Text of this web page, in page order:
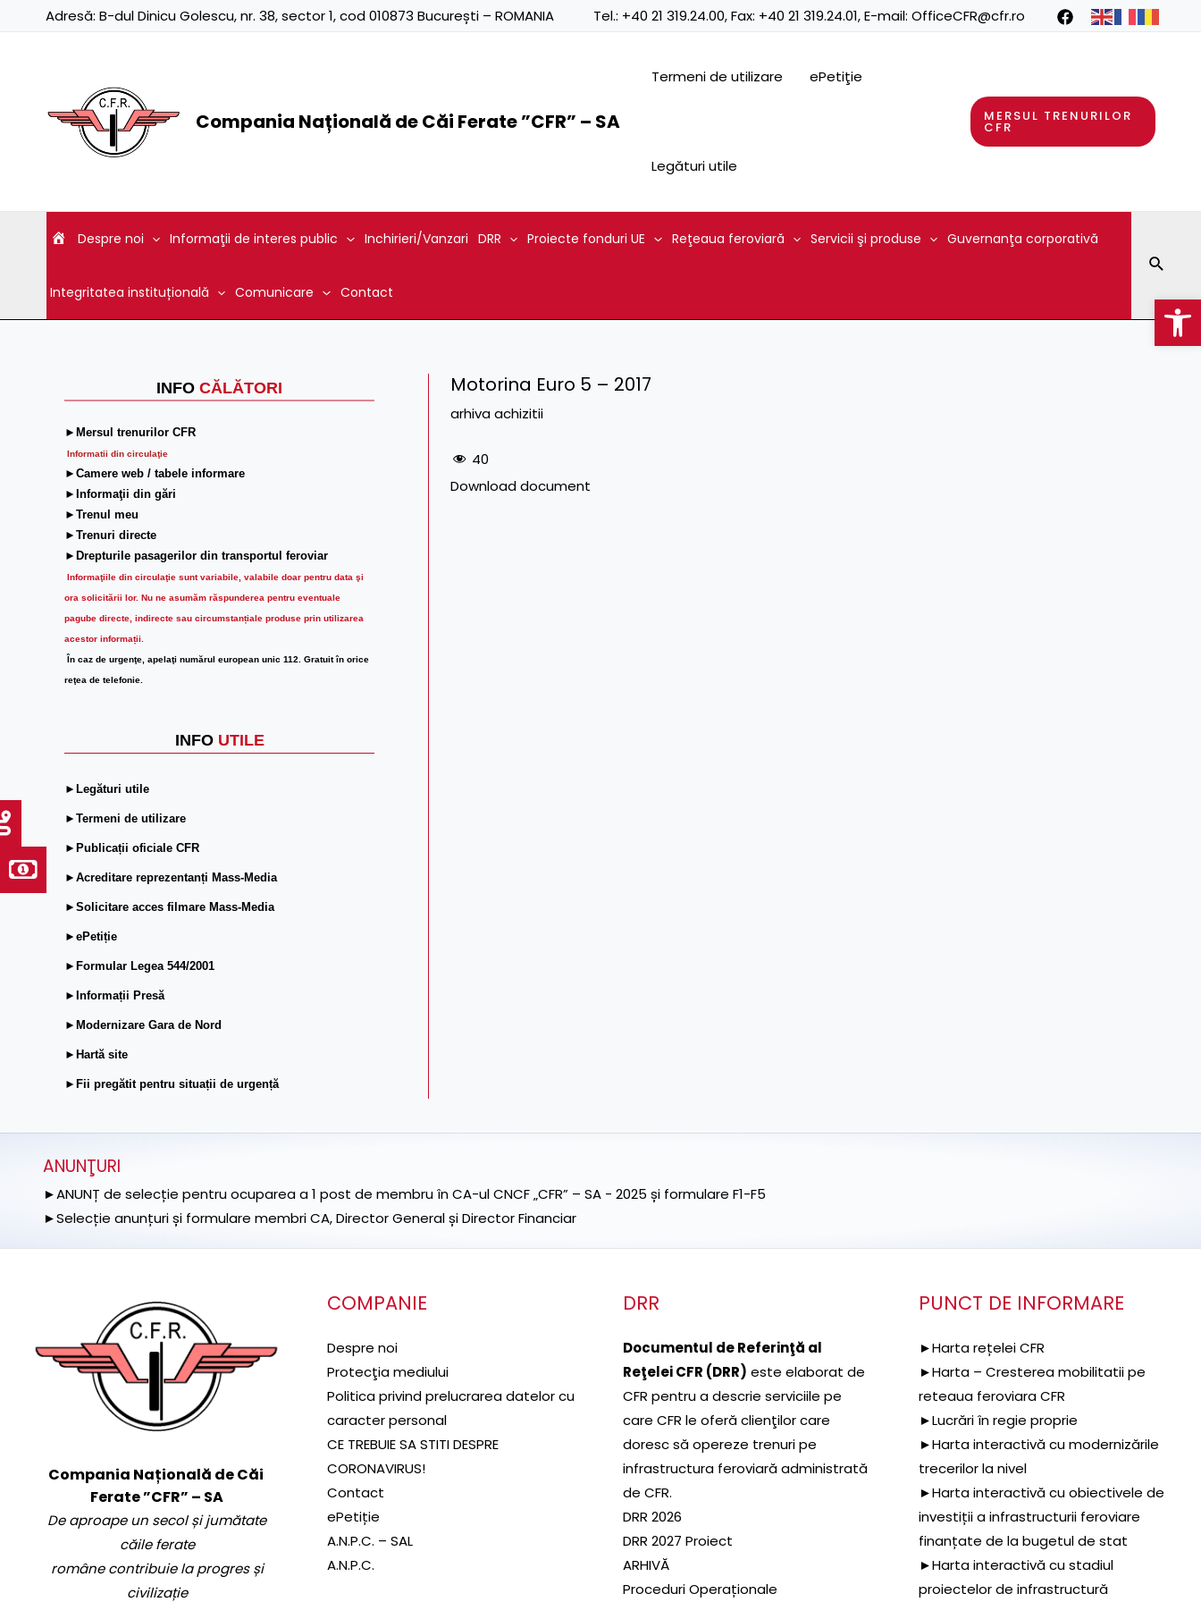
Adresă: B-dul Dinicu Golescu, nr. 38, sector 1, cod 010873 București – ROMANIA Tel.: +40 21 319.24.00, Fax: +40 21 319.24.01, E-mail: OfficeCFR@cfr.ro
Compania Națională de Căi Ferate ”CFR” – SA
Termeni de utilizare ePetiţie
Legături utile
MERSUL TRENURILOR
CFR
Despre noi Informaţii de interes public Inchirieri/Vanzari DRR Proiecte fonduri UE Reţeaua feroviară Servicii şi produse Guvernanţa corporativă
Integritatea instituțională Comunicare Contact
INFO CĂLĂTORI
►Mersul trenurilor CFR
Informatii din circulaţie
►Camere web / tabele informare
►Informaţii din gări
►Trenul meu
►Trenuri directe
►Drepturile pasagerilor din transportul feroviar
Informaţiile din circulaţie sunt variabile, valabile doar pentru data şi
ora solicitării lor. Nu ne asumăm răspunderea pentru eventuale
pagube directe, indirecte sau circumstanțiale produse prin utilizarea
acestor informații.
În caz de urgenţe, apelaţi numărul european unic 112. Gratuit în orice
reţea de telefonie.
INFO UTILE
►Legături utile
►Termeni de utilizare
►Publicații oficiale CFR
►Acreditare reprezentanți Mass-Media
►Solicitare acces filmare Mass-Media
►ePetiție
►Formular Legea 544/2001
►Informații Presă
►Modernizare Gara de Nord
►Hartă site
►Fii pregătit pentru situații de urgență
Motorina Euro 5 – 2017
arhiva achizitii
40
Download document
ANUNŢURI
►ANUNȚ de selecție pentru ocuparea a 1 post de membru în CA-ul CNCF „CFR” – SA - 2025 și formulare F1-F5
►Selecție anunțuri și formulare membri CA, Director General și Director Financiar
Compania Națională de Căi
Ferate ”CFR” – SA
De aproape un secol și jumătate
căile ferate
române contribuie la progres și
civilizație
COMPANIE
Despre noi
Protecţia mediului
Politica privind prelucrarea datelor cu
caracter personal
CE TREBUIE SA STITI DESPRE
CORONAVIRUS!
Contact
ePetiție
A.N.P.C. – SAL
A.N.P.C.
DRR
Documentul de Referinţă al
Reţelei CFR (DRR) este elaborat de
CFR pentru a descrie serviciile pe
care CFR le oferă clienţilor care
doresc să opereze trenuri pe
infrastructura feroviară administrată
de CFR.
DRR 2026
DRR 2027 Proiect
ARHIVĂ
Proceduri Operaționale
PUNCT DE INFORMARE
►Harta rețelei CFR
►Harta – Cresterea mobilitatii pe
reteaua feroviara CFR
►Lucrări în regie proprie
►Harta interactivă cu modernizările
trecerilor la nivel
►Harta interactivă cu obiectivele de
investiții a infrastructurii feroviare
finanțate de la bugetul de stat
►Harta interactivă cu stadiul
proiectelor de infrastructură